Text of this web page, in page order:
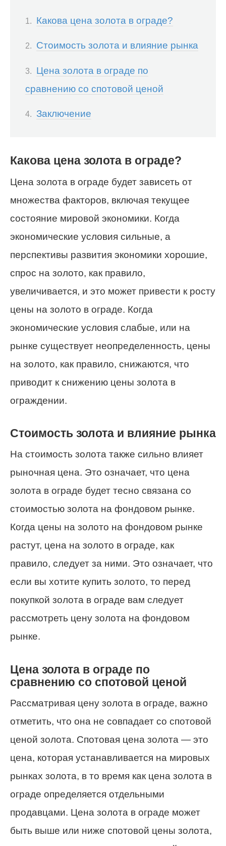
Какова цена золота в ограде?
Стоимость золота и влияние рынка
Цена золота в ограде по
сравнению со спотовой ценой
Заключение
Какова цена золота в ограде?
Цена золота в ограде будет зависеть от
множества факторов, включая текущее
состояние мировой экономики. Когда
экономические условия сильные, а
перспективы развития экономики хорошие,
спрос на золото, как правило,
увеличивается, и это может привести к росту
цены на золото в ограде. Когда
экономические условия слабые, или на
рынке существует неопределенность, цены
на золото, как правило, снижаются, что
приводит к снижению цены золота в
ограждении.
Стоимость золота и влияние рынка
На стоимость золота также сильно влияет
рыночная цена. Это означает, что цена
золота в ограде будет тесно связана со
стоимостью золота на фондовом рынке.
Когда цены на золото на фондовом рынке
растут, цена на золото в ограде, как
правило, следует за ними. Это означает, что
если вы хотите купить золото, то перед
покупкой золота в ограде вам следует
рассмотреть цену золота на фондовом
рынке.
Цена золота в ограде по
сравнению со спотовой ценой
Рассматривая цену золота в ограде, важно
отметить, что она не совпадает со спотовой
ценой золота. Спотовая цена золота — это
цена, которая устанавливается на мировых
рынках золота, в то время как цена золота в
ограде определяется отдельными
продавцами. Цена золота в ограде может
быть выше или ниже спотовой цены золота,